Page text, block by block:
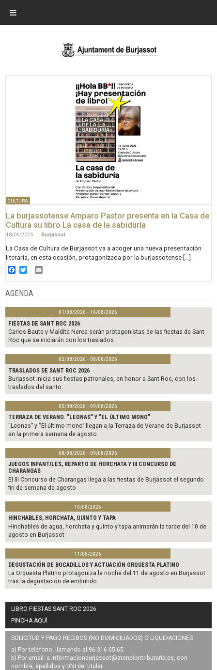
CULTURA
La burjassotense Amparo Pastor presenta en la Casa de
Cultura su libro La casa de la sabiduría
18/06/2025 Burjassot
La Casa de Cultura de Burjassot va a acoger una nueva presentación
literaria, en esta ocasión, protagonizada por la burjassotense […]
Facebook
Twitter
AGENDA
01/08/2026 - 16/08/2026
FIESTAS DE SANT ROC 2026
Carlos Baute y Maldita Nerea serán protagonistas de las fiestas de Sant
Roc que se iniciarán con los traslados
02/08/2026 - 08/08/2026
TRASLADOS DE SANT ROC 2026
Burjassot inicia sus fiestas patronales, en honor a Sant Roc, con los
traslados del santo
05/08/2026 - 09/08/2026
TERRAZA DE VERANO. "LEONAS" Y "EL ÚLTIMO MONO"
“Leonas” y “El último mono” llegan a la Terraza de Verano de Burjassot
en la primera semana de agosto
08/08/2026 - 09/08/2026
JUEGOS INFANTILES, REPARTO DE HORCHATA Y III CONCURSO DE
CHARANGAS
El III Concurso de Charangas llega a las fiestas de Burjassot el segundo
fin de semana de agosto
10/08/2026
HINCHABLES, HORCHATA, QUINTO Y TAPA
Hinchables de agua, horchata y quinto y tapa animarán la tarde del 10 de
agosto en Burjassot
11/08/2026
DEGUSTACIÓN DE BOCADILLOS Y ACTUACIÓN ORQUESTA PLATINO
La Orquesta Platino protagoniza la noche del 11 de agosto en Burjassot
tras la degustación de embutido
LIBRO FIESTAS SANT ROC 2026
PINCHA AQUÍ
SOLICITUD Y PAGO RECIBOS (NO DOMICILIADOS) O LIQUIDACIONES
a) Por teléfono: llamando al 96 316 05 65.
b) Por email: a informacionburjassot@atenciontributaria.es, con
nombre, apellidos y DNI del titular.